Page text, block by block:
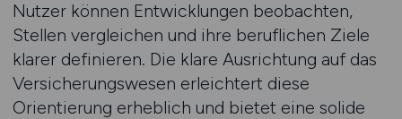
Nutzer können Entwicklungen beobachten,
Stellen vergleichen und ihre beruflichen Ziele
klarer definieren. Die klare Ausrichtung auf das
Versicherungswesen erleichtert diese
Orientierung erheblich und bietet eine solide